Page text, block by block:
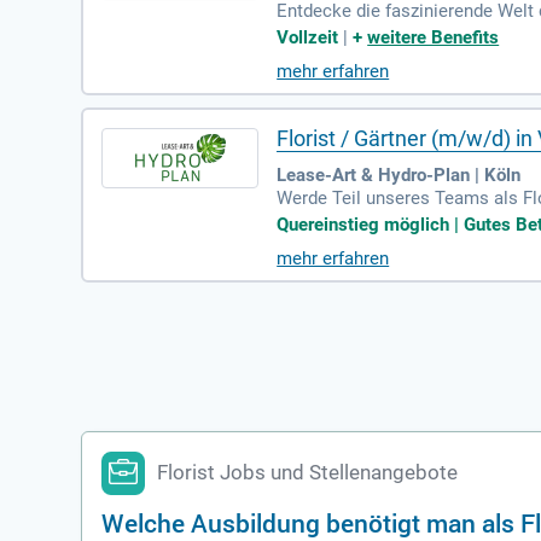
Entdecke die faszinierende
mensträuße. Starte deine
e floristischen Fähigkeiten zu
efeld!
Vollzeit |+weitere Benefits
mehr erfahren
Florist / Gärtner (m/w/d) in
Lease-Art & Hydro-Plan | Köln
Werde Teil unseres Teams als
vertrag mit mindestens 13.
ie Pflege unserer
rt ebenfalls zu deinen
wirb dich jetzt und teile uns
Quereinstieg möglich | Gutes
mehr erfahren
Florist Jobs und Stellenangebote
Welche Ausbildung benötigt man als